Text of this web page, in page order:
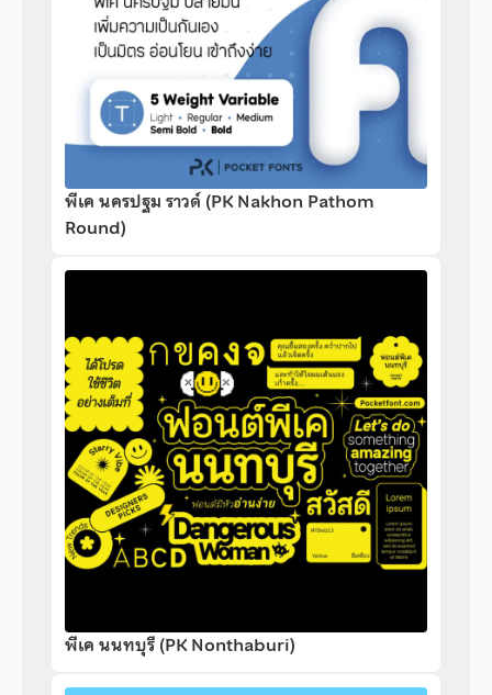
พีเค นครปฐม ราวด์ (PK Nakhon Pathom
Round)
พีเค นนทบุรี (PK Nonthaburi)